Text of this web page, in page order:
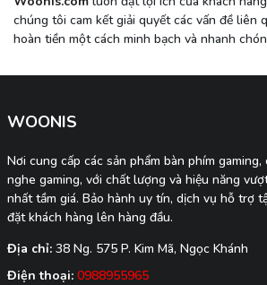
chúng tôi cam kết giải quyết các vấn đề liên
hoàn tiền một cách minh bạch và nhanh
WOONIS
Nơi cung cấp các sản phẩm bàn phím
nghe gaming, với chất lượng và hiệu năng
nhất tầm giá. Bảo hành uy tín, dịch vụ hỗ trợ
đặt khách hàng lên hàng đầu.
Địa chỉ: 38 Ng. 575 P. Kim Mã, Ngọc Khánh
Điện thoại: 0988955965